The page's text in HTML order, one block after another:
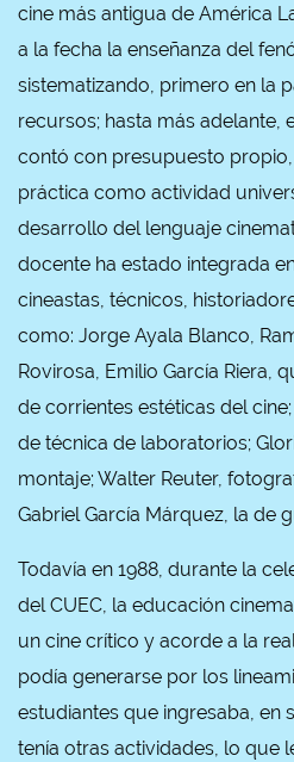
cine más antigua de América
a la fecha la enseñanza del
sistematizando, primero en la
recursos; hasta más adelante,
contó con presupuesto
práctica como actividad
desarrollo del lenguaje
docente ha estado integrada
cineastas, técnicos,
como: Jorge Ayala Blanco,
Rovirosa, Emilio García Riera,
de corrientes estéticas del
de técnica de laboratorios;
montaje; Walter Reuter,
Gabriel García Márquez, la de
Todavía en 1988, durante la
del CUEC, la educación
un cine crítico y acorde a la
podía generarse por los
estudiantes que ingresaba, en
tenía otras actividades, lo que